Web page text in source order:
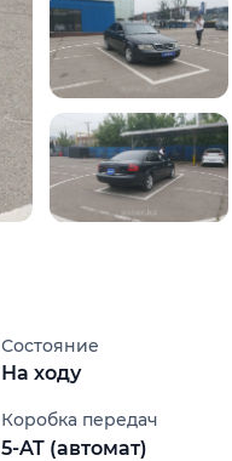
Состояние
На ходу
Коробка передач
5-AT (автомат)